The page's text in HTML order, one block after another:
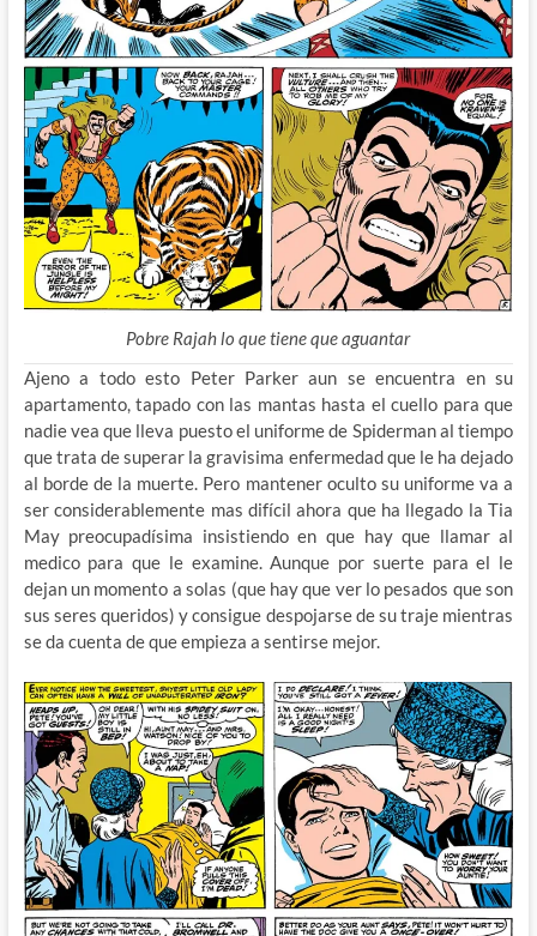
Pobre Rajah lo que tiene que aguantar
Ajeno a todo esto Peter Parker aun se encuentra en su
apartamento, tapado con las mantas hasta el cuello para que
nadie vea que lleva puesto el uniforme de Spiderman al tiempo
que trata de superar la gravisima enfermedad que le ha dejado
al borde de la muerte. Pero mantener oculto su uniforme va a
ser considerablemente mas difícil ahora que ha llegado la Tia
May preocupadísima insistiendo en que hay que llamar al
medico para que le examine. Aunque por suerte para el le
dejan un momento a solas (que hay que ver lo pesados que son
sus seres queridos) y consigue despojarse de su traje mientras
se da cuenta de que empieza a sentirse mejor.